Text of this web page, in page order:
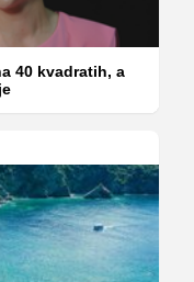
40 kvadratih, a